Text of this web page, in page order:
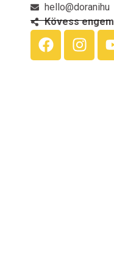
hello@doranihu
Kövess engem